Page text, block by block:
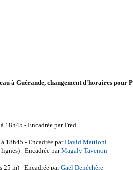
à Guérande, changement d'horaires pour
18h45 - Encadrée par Fred
18h45 - Encadrée parDavid Mattioni
- Encadrée parMagaly Tavenon
25 m) - Encadrée parGaël Denéchère